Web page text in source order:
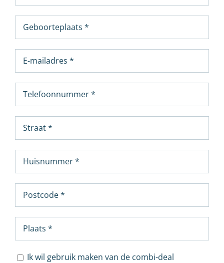
Ik wil gebruik maken van de combi-deal